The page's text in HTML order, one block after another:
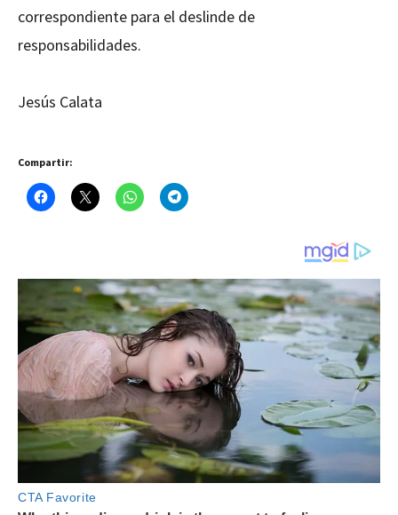
correspondiente para el deslinde de
responsabilidades.
Jesús Calata
Compartir: